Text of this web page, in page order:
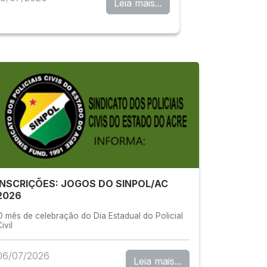
Leia mais...
JOGOS DO SINPOL/AC
mês de celebração do Dia Estadual do Policial
07/2026 Leia mais...